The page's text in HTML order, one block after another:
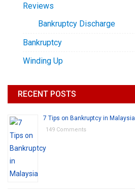
Reviews
Bankruptcy Discharge
Bankruptcy
Winding Up
RECENT POSTS
7 Tips on Bankruptcy in Malaysia
149 Comments